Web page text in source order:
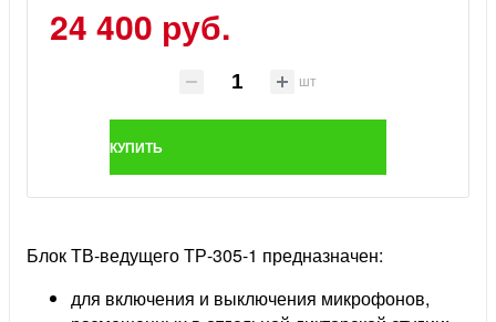
24 400 руб.
шт
КУПИТЬ
Блок ТВ-ведущего ТР-305-1 предназначен:
для включения и выключения микрофонов,